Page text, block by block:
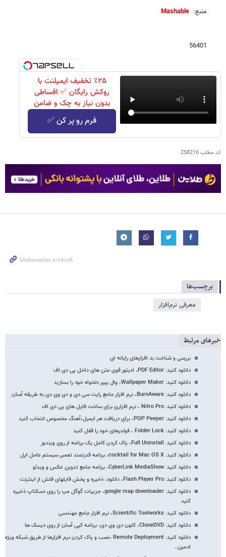
منبع:Mashable
56401
٪۲۵ تخفیف ایمپلنت با
روکش رایگان ✅ اقساطی
بدون نیاز به چک و ضامن
فرم رو پر کن ✅
کد مطلب258216
برچسب‌ها
معرفی نرم‌افزار
خبرهای مرتبط
بررسی و شناخت بد افزارهای رایانه ای
دانلود کنید: PDF Editor، ادیتور قوی متن های داخل پی دی اف
دانلود کنید: Wallpaper Maker، وال پیپر دلخواه خود را بسازید
دانلود کنید: BurnAware، نرم افزار جامع رایت سی دی و دی وی دی به طریقه آسان
دانلود کنید: Nitro Pro ، نرم افزاری برای ساخت فایل های پی دی اف
دانلود کنید: POP Peeper، برای دریافت هر ایمیل،آهنگ مخصوص انتخاب کنید
دانلود کنید: Folder Lock ، فولدرهای خود را قفل کنید
دانلود کنید: Full Uninstall، پاک کردن کامل یک برنامه از روی ویندوز
دانلود کنید: cocktail for Mac OS X، برنامه قدرتمند تعمیر سیستم عامل اپل
دانلود کنید: CyberLink MediaShow، برنامه جامع تدوین عکس و ویدئو
دانلود کنید: Flash Player Pro، دانلود، ذخیره و پخش فایلهای فلش از اینترنت
دانلود کنید: google map downloader، جزییات گوگل مپ را روی دسکتاپ ذخیره
کنید
دانلود کنید: Scientific Toolworks، نرم افزار جامع مهندسی
دانلود کنید: CloneDVD، کلون دی وی دی، برنامه کپی آسان از روی دیسک ها
دانلود کنید: Remote Deployment ،نصب و پاک کردن نرم افزارها از طریق شبکه ویژه
ادمین…